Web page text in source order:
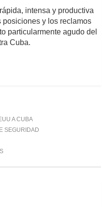
intensa y productiva
y los reclamos
particularmente agudo del
Cuba.
A CUBA
SEGURIDAD